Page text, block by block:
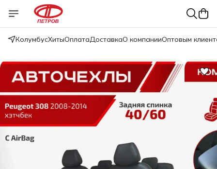
КолумбусХитыОплатаДоставкаО компанииОптовым